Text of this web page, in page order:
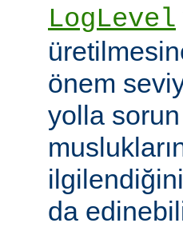
LogLevel
önem
yolla sorun
da